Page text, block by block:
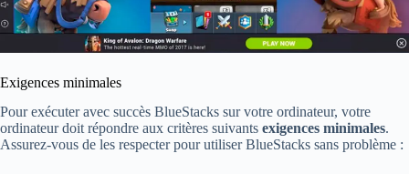
Exigences minimales
Pour exécuter avec succès BlueStacks sur votre ordinateur, votre
ordinateur doit répondre aux critères suivants exigences minimales.
Assurez-vous de les respecter pour utiliser BlueStacks sans problème :